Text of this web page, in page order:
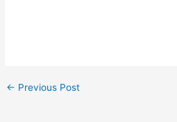
← Previous Post